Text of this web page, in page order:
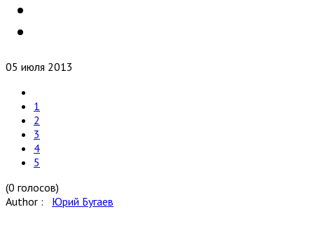
05 июля 2013
1
2
3
4
5
(0 голосов)
Author : Юрий Бугаев